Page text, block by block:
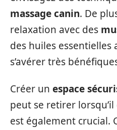
massage canin. De
relaxation avec des
des huiles essentielles
s’avérer très
Créer un espace
peut se retirer
est également crucial.